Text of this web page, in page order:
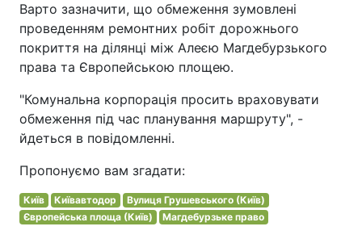
Варто зазначити, що обмеження зумовлені
проведенням ремонтних робіт дорожнього
покриття на ділянці між Алеєю Магдебурзького
права та Європейською площею.
"Комунальна корпорація просить враховувати
обмеження під час планування маршруту", -
йдеться в повідомленні.
Пропонуємо вам згадати:
Київ Київавтодор
Вулиця Грушевського (Київ)
Європейська площа (Київ)
Магдебурзьке право